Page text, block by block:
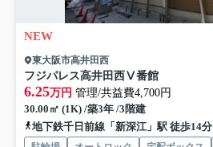
NEW
東大阪市高井田西
フジパレス高井田西Ⅴ番館
6.25万円 管理/共益費4,700円
30.00㎡ (1K) /築3年 /3階建
地下鉄千日前線「新深江」駅 徒歩14分